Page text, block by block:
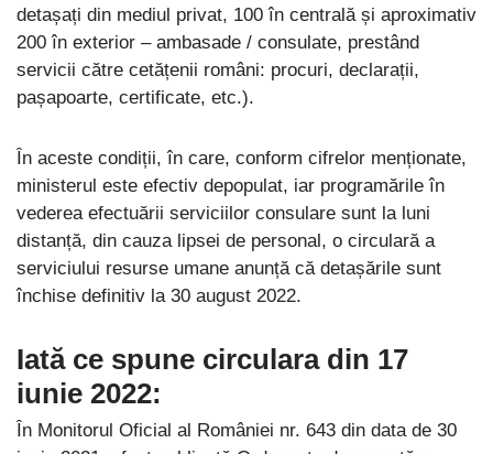
detașați din mediul privat, 100 în centrală și aproximativ
200 în exterior – ambasade / consulate, prestând
servicii către cetățenii români: procuri, declarații,
pașapoarte, certificate, etc.).
În aceste condiții, în care, conform cifrelor menționate,
ministerul este efectiv depopulat, iar programările în
vederea efectuării serviciilor consulare sunt la luni
distanță, din cauza lipsei de personal, o circulară a
serviciului resurse umane anunță că detașările sunt
închise definitiv la 30 august 2022.
Iată ce spune circulara din 17
iunie 2022:
În Monitorul Oficial al României nr. 643 din data de 30